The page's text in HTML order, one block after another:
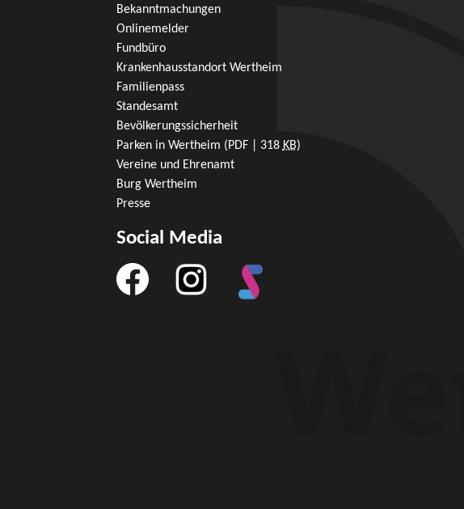
Bekanntmachungen
Onlinemelder
Fundbüro
Krankenhausstandort Wertheim
Familienpass
Standesamt
Bevölkerungssicherheit
Parken in Wertheim (PDF | 318 KB)
Vereine und Ehrenamt
Burg Wertheim
Presse
Social Media